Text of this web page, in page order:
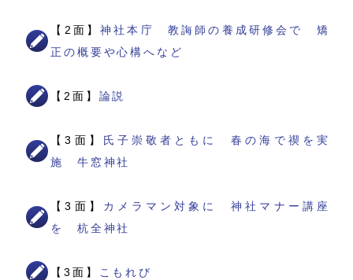
【2面】神社本庁 教誨師の養成研修会で 矯
正の概要や心構へなど
【2面】 論説
【3面】 氏子崇敬者ともに 春の海で禊を実
施 牛窓神社
【3面】 カメラマン対象に 神社マナー講座
を 杭全神社
【3面】 こもれび